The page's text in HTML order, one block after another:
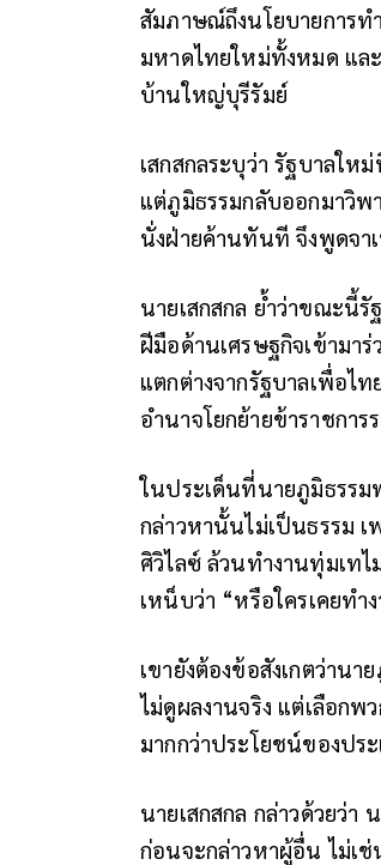
สัมภาษณ์ถึงนโยบายการท
มหาดไทยใหม่ทั้งหมด แล
บ้านใหญ่บุรีรัมย์
เสกสกลระบุว่า รัฐบาลใ
แต่ภูมิธรรมกลับออกมาวิ
นั่งฝ่ายค้านทันที จึงพูดจา
นายเสกสกล ย้ำว่าขณะนี้
ฝีมือด้านเศรษฐกิจเข้ามา
แตกต่างจากรัฐบาลเพื่อไ
อำนาจโยกย้ายข้าราชกา
ในประเด็นที่นายภูมิธรรม
กล่าวหานั้นไม่เป็นธรรม
ศิวิไลซ์ ล้วนทำงานทุ่มเทไ
เหน็บว่า “หรือใครเคยทำ
เขายังต้องข้อสังเกตว่านา
ไม่ดูผลงานจริง แต่เลือกพ
มากกว่าประโยชน์ของปร
นายเสกสกล กล่าวด้วยว่า
ก่อนจะกล่าวหาผู้อื่น ไม่เ